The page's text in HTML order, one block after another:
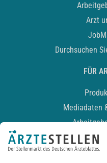
Arzt
Durchsuchen
FÜR
Mediadaten